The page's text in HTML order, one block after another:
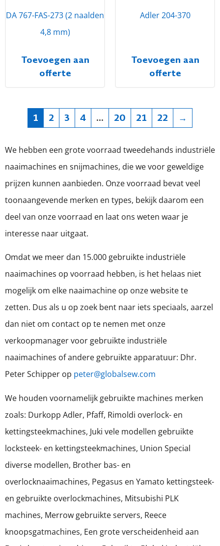
DA 767-FAS-273 (2 naalden
4,8 mm)
Toevoegen aan
offerte
Adler 204-370
Toevoegen aan
offerte
1 2 3 4 ... 20 21 22 →
We hebben een grote voorraad tweedehands industriële
naaimachines en snijmachines, die we voor geweldige
prijzen kunnen aanbieden. Onze voorraad bevat veel
toonaangevende merken en types, bekijk daarom een
deel van onze voorraad en laat ons weten waar je
interesse naar uitgaat.
Omdat we meer dan 15.000 gebruikte industriële
naaimachines op voorraad hebben, is het helaas niet
mogelijk om elke naaimachine op onze website te
zetten. Dus als u op zoek bent naar iets speciaals, aarzel
dan niet om contact op te nemen met onze
verkoopmanager voor gebruikte industriële
naaimachines of andere gebruikte apparatuur: Dhr.
Peter Schipper op peter@globalsew.com
We houden voornamelijk gebruikte machines merken
zoals: Durkopp Adler, Pfaff, Rimoldi overlock- en
kettingsteekmachines, Juki vele modellen gebruikte
locksteek- en kettingsteekmachines, Union Special
diverse modellen, Brother bas- en
overlocknaaimachines, Pegasus en Yamato kettingsteek-
en gebruikte overlockmachines, Mitsubishi PLK
machines, Merrow gebruikte servers, Reece
knoopsgatmachines, Een grote verscheidenheid aan